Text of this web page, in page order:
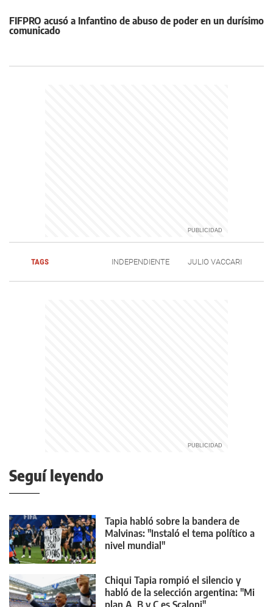
FIFPRO acusó a Infantino de abuso de poder en un durísimo
comunicado
TAGS INDEPENDIENTE JULIO VACCARI
Seguí leyendo
Tapia habló sobre la bandera de
Malvinas: "Instaló el tema político a
nivel mundial"
Chiqui Tapia rompió el silencio y
habló de la selección argentina: "Mi